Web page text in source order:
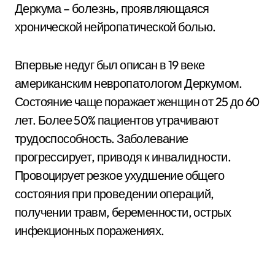
Деркума – болезнь, проявляющаяся
хронической нейропатической болью.
Впервые недуг был описан в 19 веке
американским невропатологом Деркумом.
Состояние чаще поражает женщин от 25 до 60
лет. Более 50% пациентов утрачивают
трудоспособность. Заболевание
прогрессирует, приводя к инвалидности.
Провоцирует резкое ухудшение общего
состояния при проведении операций,
получении травм, беременности, острых
инфекционных поражениях.